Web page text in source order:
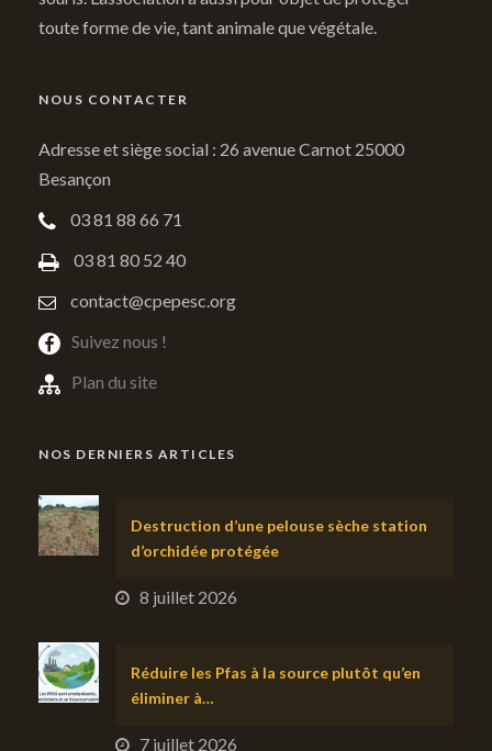
toute forme de vie, tant animale que végétale.
NOUS CONTACTER
Adresse et siège social : 26 avenue Carnot 25000
Besançon
03 81 88 66 71
03 81 80 52 40
contact@cpepesc.org
Suivez nous !
Plan du site
NOS DERNIERS ARTICLES
Destruction d’une pelouse sèche station
d’orchidée protégée
8 juillet 2026
Réduire les Pfas à la source plutôt qu’en
éliminer à…
7 juillet 2026